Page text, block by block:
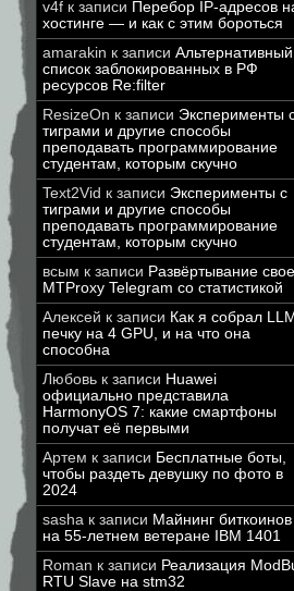
v4f к записи Перебор IP-адресов
хостинге — и как с этим бороться
amarakin к записи Альтернативный
список заблокированных в РФ
ресурсов Re:filter
ResizeOn к записи Эксперименты
тиграми и другие способы
преподавать программирование
студентам, которым скучно
Text2Vid к записи Эксперименты с
тиграми и другие способы
преподавать программирование
студентам, которым скучно
всым к записи Развёртывание
MTProxy Telegram со статистикой
Алексей к записи Как я собрал
печку на 4 GPU, и на что она
способна
Любовь к записи Huawei
официально представила
HarmonyOS 7: какие смартфоны
получат её первыми
Артем к записи Бесплатные боты,
чтобы раздеть девушку по фото в
2024
sasha к записи Майнинг биткоинов
на 55-летнем ветеране IBM 1401
Roman к записи Реализация
RTU Slave на stm32